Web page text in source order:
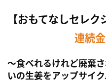
【おもてなしセレ
連続
～食べれるけれど廃棄
いの生姜をアップサイ